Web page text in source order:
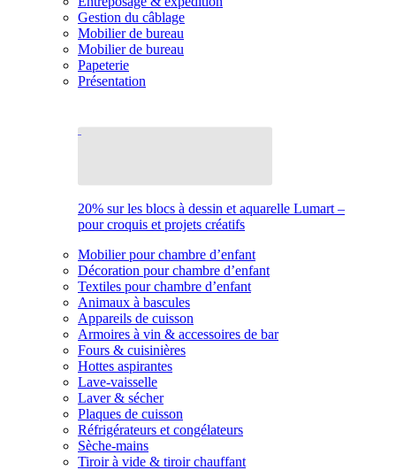
Gestion du câblage
Mobilier de bureau
Mobilier de bureau
Papeterie
Présentation
20% sur les blocs à dessin et aquarelle Lumart –
pour croquis et projets créatifs
Mobilier pour chambre d’enfant
Décoration pour chambre d’enfant
Textiles pour chambre d’enfant
Animaux à bascules
Appareils de cuisson
Armoires à vin & accessoires de bar
Fours & cuisinières
Hottes aspirantes
Lave-vaisselle
Laver & sécher
Plaques de cuisson
Réfrigérateurs et congélateurs
Sèche-mains
Tiroir à vide & tiroir chauffant